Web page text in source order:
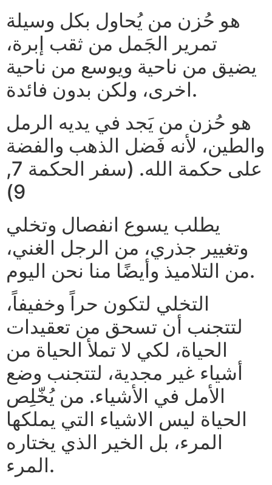
هو حُزن من يُحاول بكل وسيلة
تمرير الجَمل من ثقب إبرة،
يضيق من ناحية ويوسع من ناحية
اخرى، ولكن بدون فائدة.
هو حُزن من يَجد في يديه الرمل
والطين، لأنه فَضل الذهب والفضة
على حكمة الله. (سفر الحكمة 7,
9)
يطلب يسوع انفصال وتخلي
وتغيير جذري، من الرجل الغني،
من التلاميذ وأيضًا منا نحن اليوم.
التخلي لتكون حراً وخفيفاً،
لتتجنب أن تسحق من تعقيدات
الحياة، لكي لا تملأ الحياة من
أشياء غير مجدية، لتتجنب وضع
الأمل في الأشياء. من يُخّلِص
الحياة ليس الاشياء التي يملكها
المرء، بل الخير الذي يختاره
المرء.